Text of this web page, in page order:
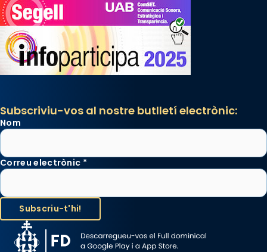
Subscriviu-vos al nostre butlletí electrònic:
Nom
Correu electrònic *